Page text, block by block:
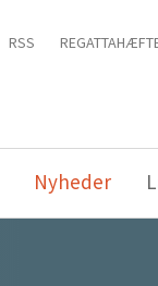
RSS
Nyheder